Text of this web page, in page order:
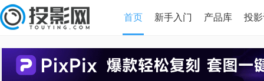
首页 新手入门 产品库 投